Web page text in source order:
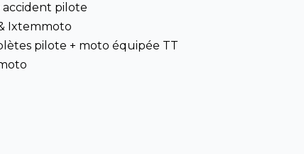
pilote
Ixtemmoto
pilote + moto équipée TT